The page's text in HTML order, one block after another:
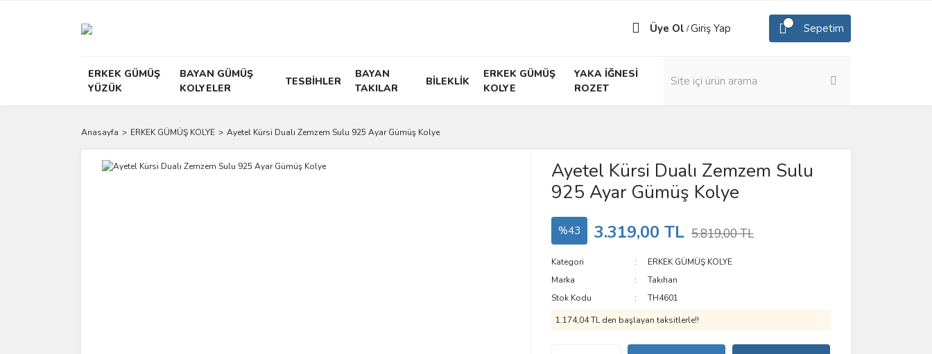
Üye Ol /Giriş Yap Sepetim
ERKEK GÜMÜŞ
YÜZÜK
BAYAN GÜMÜŞ
KOLYELER
TESBİHLER
BAYAN
TAKILAR
BİLEKLİK
ERKEK GÜMÜŞ
KOLYE
YAKA İĞNESİ
ROZET
Anasayfa ERKEK GÜMÜŞ KOLYE Ayetel Kürsi Dualı Zemzem Sulu 925 Ayar Gümüş Kolye
Ayetel Kürsi Dualı Zemzem Sulu
925 Ayar Gümüş Kolye
%43 3.319,00 TL 5.819,00 TL
Kategori
ERKEK GÜMÜŞ KOLYE
Marka
Takıhan
Stok Kodu
TH4601
1.174,04 TL den başlayan taksitlerle!!